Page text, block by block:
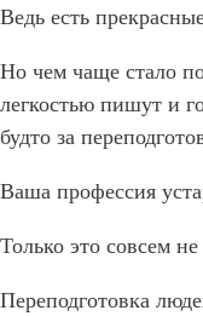
Ведь есть
Но чем чаще стало
легкостью пишут и
будто за
Ваша профессия
Только это совсем
Переподготовка